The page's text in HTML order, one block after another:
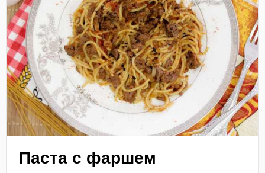
Паста с фаршем